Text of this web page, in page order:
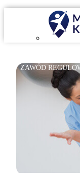
ZAWÓD